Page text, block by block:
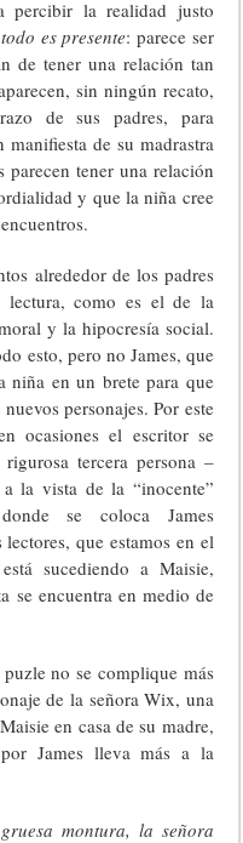
percibir la realidad justo
todo es presente: parece ser
de tener una relación tan
sin ningún recato,
de sus padres, para
de su madrastra
parecen tener una relación
y que la niña cree
alrededor de los padres
como es el de la
y la hipocresía social.
esto, pero no James, que
niña en un brete para que
personajes. Por este
ocasiones el escritor se
tercera persona –
la vista de la “inocente”
se coloca James
que estamos en el
sucediendo a Maisie,
se encuentra en medio de
no se complique más
de la señora Wix, una
en casa de su madre,
James lleva más a la
montura, la señora